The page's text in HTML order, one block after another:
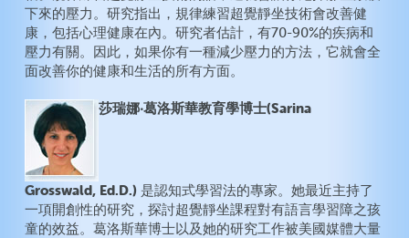
下來的壓力。研究指出，規律練習超覺靜坐技術會改善健
康，包括心理健康在內。研究者估計，有70-90%的疾病和
壓力有關。因此，如果你有一種減少壓力的方法，它就會全
面改善你的健康和生活的所有方面。
莎瑞娜‧葛洛斯華教育學博士(Sarina
Grosswald, Ed.D.) 是認知式學習法的專家。她最近主持了
一項開創性的研究，探討超覺靜坐課程對有語言學習障之孩
童的效益。葛洛斯華博士以及她的研究工作被美國媒體大量